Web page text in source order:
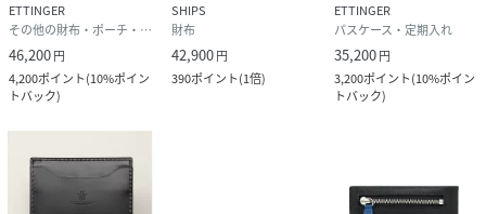
ETTINGER
その他の財布・ポーチ・ケース
46,200円
4,200ポイント(10%ポイン
トバック)
SHIPS
財布
42,900円
390ポイント(1倍)
ETTINGER
パスケース・定期入れ
35,200円
3,200ポイント(10%ポイン
トバック)